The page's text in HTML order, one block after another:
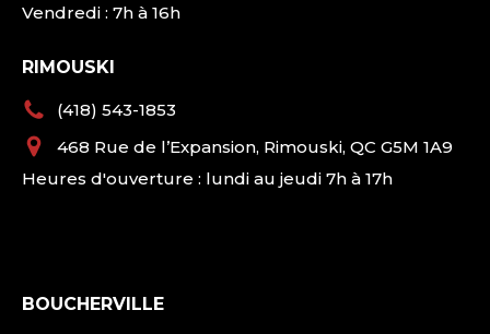
Vendredi : 7h à 16h
RIMOUSKI
(418) 543-1853
468 Rue de l’Expansion, Rimouski, QC G5M 1A9
Heures d'ouverture : lundi au jeudi 7h à 17h
BOUCHERVILLE